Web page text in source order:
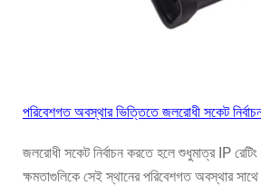
পরিবেশগত অবস্থার ভিত্তিতে জলরোধী সকেট
জলরোধী সকেট নির্বাচন করতে হলে শুধুমাত্র IP রেটিং
ক্ষমতাগুলিকে সেই স্থানের পরিবেশগত অবস্থার সাথে